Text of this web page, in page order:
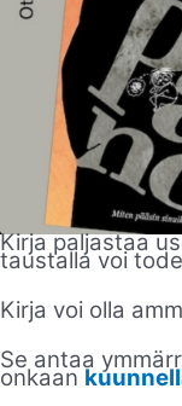
Kirja paljastaa
taustalla voi
Kirja voi olla
Se antaa
onkaan